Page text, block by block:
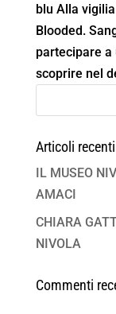
blu Alla
Blooded.
partecipare a
scoprire nel
Articoli recenti
IL MUSEO
AMACI
CHIARA
NIVOLA
Commenti